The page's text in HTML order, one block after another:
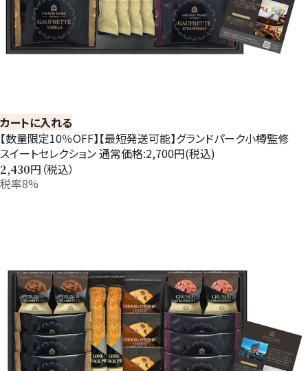
カートに入れる
【数量限定10％OFF】【最短発送可能】グランドパーク小樽監修
スイートセレクション 通常価格:2,700円(税込)
2,430円（税込）
税率8%